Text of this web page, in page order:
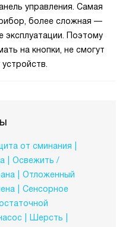
управления. Самая
более сложная —
эксплуатации. Поэтому
на кнопки, не смогут
от сминания
Освежить /
Отложенный
Сенсорное
Шерсть